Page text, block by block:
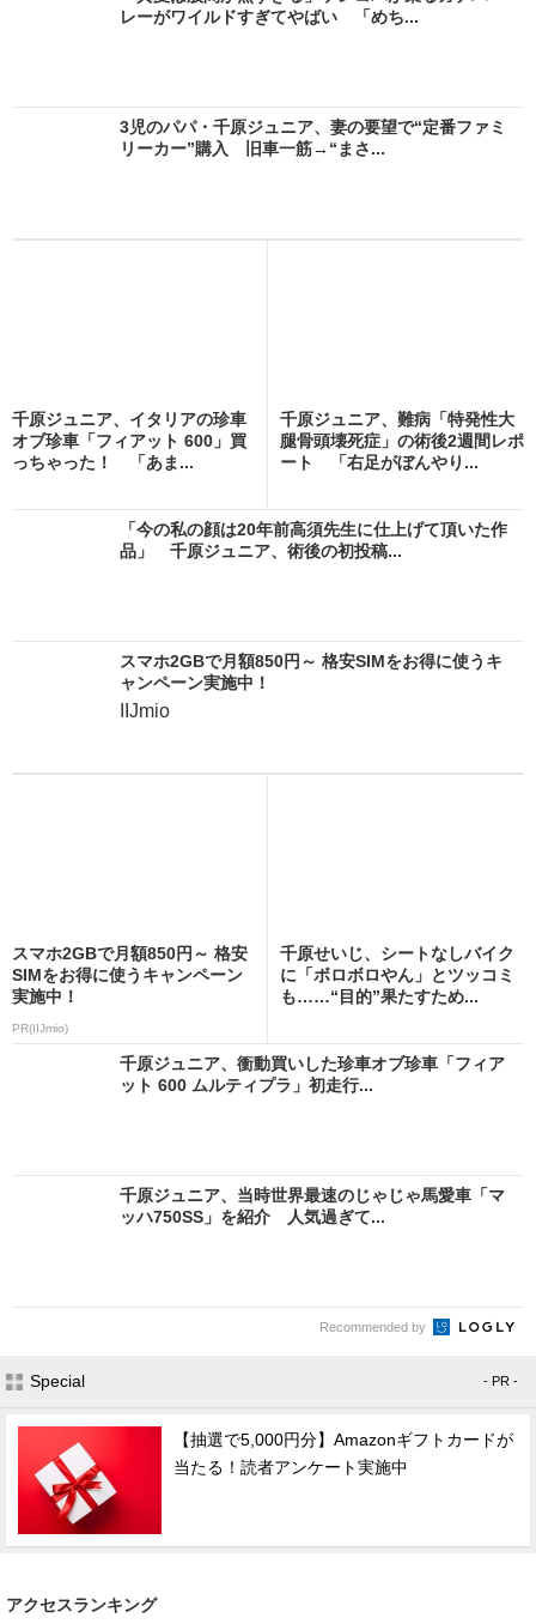
レーがワイルドすぎてやばい 「めち...
3児のパパ・千原ジュニア、妻の要望で“定番ファミ
リーカー”購入 旧車一筋→“まさ...
千原ジュニア、イタリアの珍車
オブ珍車「フィアット 600」買
っちゃった！ 「あま...
千原ジュニア、難病「特発性大
腿骨頭壊死症」の術後2週間レポ
ート 「右足がぼんやり...
「今の私の顔は20年前高須先生に仕上げて頂いた作
品」 千原ジュニア、術後の初投稿...
スマホ2GBで月額850円～ 格安SIMをお得に使うキ
ャンペーン実施中！
IIJmio
スマホ2GBで月額850円～ 格安
SIMをお得に使うキャンペーン
実施中！
PR(IIJmio)
千原せいじ、シートなしバイク
に「ボロボロやん」とツッコミ
も……“目的”果たすため...
千原ジュニア、衝動買いした珍車オブ珍車「フィア
ット 600 ムルティプラ」初走行...
千原ジュニア、当時世界最速のじゃじゃ馬愛車「マ
ッハ750SS」を紹介 人気過ぎて...
Recommended by
Special - PR -
【抽選で5,000円分】Amazonギフトカードが
当たる！読者アンケート実施中
アクセスランキング